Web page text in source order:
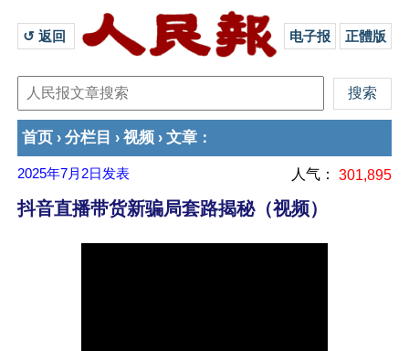
↺ 返回 电子报 正體版
首页 › 分栏目 › 视频 › 文章 ：
2025年7月2日 发表 人气： 301,895
抖音直播带货新骗局套路揭秘（视频）